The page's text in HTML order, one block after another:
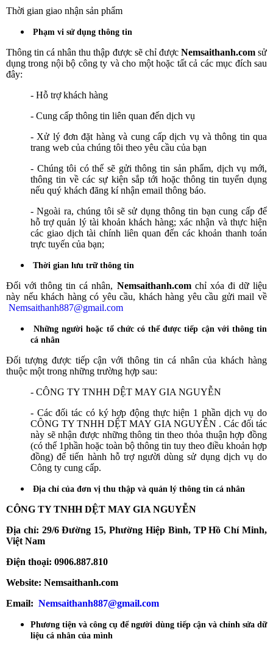
Thời gian giao nhận sản phẩm
Phạm vi sử dụng thông tin
Thông tin cá nhân thu thập được sẽ chỉ được Nemsaithanh.comsử
dụng trong nội bộ công ty và cho một hoặc tất cả các mục đích sau
đây:
- Hỗ trợ khách hàng
- Cung cấp thông tin liên quan đến dịch vụ
- Xử lý đơn đặt hàng và cung cấp dịch vụ và thông tin qua
trang web của chúng tôi theo yêu cầu của bạn
- Chúng tôi có thể sẽ gửi thông tin sản phẩm, dịch vụ mới,
thông tin về các sự kiện sắp tới hoặc thông tin tuyển dụng
nếu quý khách đăng kí nhận email thông báo.
- Ngoài ra, chúng tôi sẽ sử dụng thông tin bạn cung cấp để
hỗ trợ quản lý tài khoản khách hàng; xác nhận và thực hiện
các giao dịch tài chính liên quan đến các khoản thanh toán
trực tuyến của bạn;
Thời gian lưu trữ thông tin
Đối với thông tin cá nhân, Nemsaithanh.com chỉ xóa đi dữ liệu
này nếu khách hàng có yêu cầu, khách hàng yêu cầu gửi mail về
Nemsaithanh887@gmail.com
Những người hoặc tổ chức có thể được tiếp cận với thông tin
cá nhân
Đối tượng được tiếp cận với thông tin cá nhân của khách hàng
thuộc một trong những trường hợp sau:
- CÔNG TY TNHH DỆT MAY GIA NGUYỄN
- Các đối tác có ký hợp động thực hiện 1 phần dịch vụ do
CÔNG TY TNHH DỆT MAY GIA NGUYỄN . Các đối tác
này sẽ nhận được những thông tin theo thỏa thuận hợp đồng
(có thể 1phần hoặc toàn bộ thông tin tuy theo điều khoản hợp
đồng) để tiến hành hỗ trợ người dùng sử dụng dịch vụ do
Công ty cung cấp.
Địa chỉ của đơn vị thu thập và quản lý thông tin cá nhân
CÔNG TY TNHH DỆT MAY GIA NGUYỄN
Địa chỉ: 29/6 Đường 15, Phường Hiệp Bình, TP Hồ Chí Minh,
Việt Nam
Điện thoại: 0906.887.810
Website: Nemsaithanh.com
Email: Nemsaithanh887@gmail.com
Phương tiện và công cụ để người dùng tiếp cận và chỉnh sửa dữ
liệu cá nhân của mình